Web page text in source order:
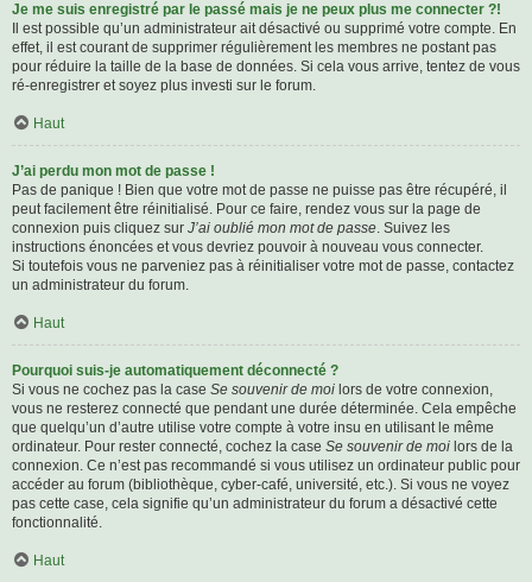
Je me suis enregistré par le passé mais je ne peux plus me connecter ?!
Il est possible qu’un administrateur ait désactivé ou supprimé votre compte. En
effet, il est courant de supprimer régulièrement les membres ne postant pas
pour réduire la taille de la base de données. Si cela vous arrive, tentez de vous
ré-enregistrer et soyez plus investi sur le forum.
Haut
J’ai perdu mon mot de passe !
Pas de panique ! Bien que votre mot de passe ne puisse pas être récupéré, il
peut facilement être réinitialisé. Pour ce faire, rendez vous sur la page de
connexion puis cliquez sur J’ai oublié mon mot de passe. Suivez les
instructions énoncées et vous devriez pouvoir à nouveau vous connecter.
Si toutefois vous ne parveniez pas à réinitialiser votre mot de passe, contactez
un administrateur du forum.
Haut
Pourquoi suis-je automatiquement déconnecté ?
Si vous ne cochez pas la case Se souvenir de moi lors de votre connexion,
vous ne resterez connecté que pendant une durée déterminée. Cela empêche
que quelqu’un d’autre utilise votre compte à votre insu en utilisant le même
ordinateur. Pour rester connecté, cochez la case Se souvenir de moi lors de la
connexion. Ce n’est pas recommandé si vous utilisez un ordinateur public pour
accéder au forum (bibliothèque, cyber-café, université, etc.). Si vous ne voyez
pas cette case, cela signifie qu’un administrateur du forum a désactivé cette
fonctionnalité.
Haut